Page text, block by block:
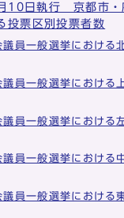
10日執行 京都市・
投票区別投票者数
議員一般選挙における
議員一般選挙における
議員一般選挙における
議員一般選挙における
議員一般選挙における